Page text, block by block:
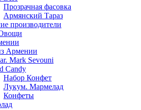
Прозрачная фасовка
Армянский Тараз
производители
Армении
Mark Sevouni
Candy
Набор Конфет
Лукум. Мармелад
Конфеты